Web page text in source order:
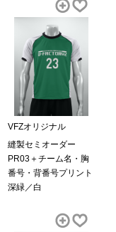
VFZオリジナル
縫製セミオーダー
PR03＋チーム名・胸
番号・背番号プリント
深緑／白